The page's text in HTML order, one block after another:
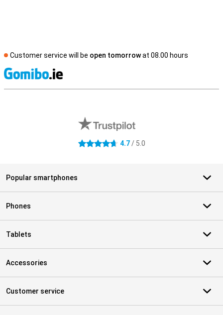
Customer service will be open tomorrowat 08.00 hours
4.7 stars 4.7/ 5.0
Popular smartphones
Phones
Tablets
Accessories
Customer service